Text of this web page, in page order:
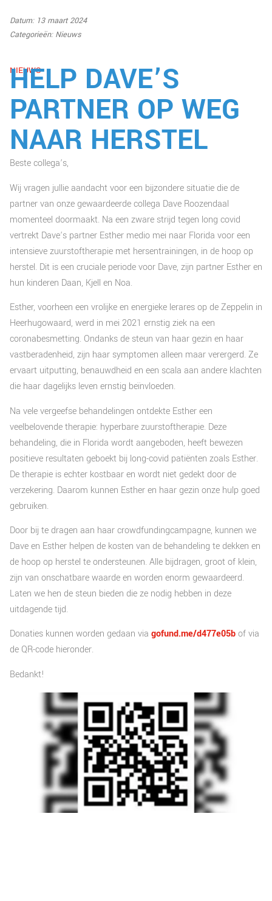
Datum: 13 maart 2024
Categorieën: Nieuws
NIEUWS
HELP DAVE’S
PARTNER OP WEG
NAAR HERSTEL
Beste collega’s,
Wij vragen jullie aandacht voor een bijzondere situatie die de
partner van onze gewaardeerde collega Dave Roozendaal
momenteel doormaakt. Na een zware strijd tegen long covid
vertrekt Dave’s partner Esther medio mei naar Florida voor een
intensieve zuurstoftherapie met hersentrainingen, in de hoop op
herstel. Dit is een cruciale periode voor Dave, zijn partner Esther en
hun kinderen Daan, Kjell en Noa.
Esther, voorheen een vrolijke en energieke lerares op de Zeppelin in
Heerhugowaard, werd in mei 2021 ernstig ziek na een
coronabesmetting. Ondanks de steun van haar gezin en haar
vastberadenheid, zijn haar symptomen alleen maar verergerd. Ze
ervaart uitputting, benauwdheid en een scala aan andere klachten
die haar dagelijks leven ernstig beïnvloeden.
Na vele vergeefse behandelingen ontdekte Esther een
veelbelovende therapie: hyperbare zuurstoftherapie. Deze
behandeling, die in Florida wordt aangeboden, heeft bewezen
positieve resultaten geboekt bij long-covid patiënten zoals Esther.
De therapie is echter kostbaar en wordt niet gedekt door de
verzekering. Daarom kunnen Esther en haar gezin onze hulp goed
gebruiken.
Door bij te dragen aan haar crowdfundingcampagne, kunnen we
Dave en Esther helpen de kosten van de behandeling te dekken en
de hoop op herstel te ondersteunen. Alle bijdragen, groot of klein,
zijn van onschatbare waarde en worden enorm gewaardeerd.
Laten we hen de steun bieden die ze nodig hebben in deze
uitdagende tijd.
Donaties kunnen worden gedaan via gofund.me/d477e05bof via
de QR-code hieronder.
Bedankt!